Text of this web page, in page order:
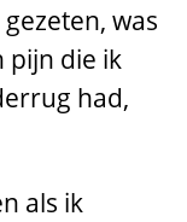
was
pijn die ik
had,
als ik